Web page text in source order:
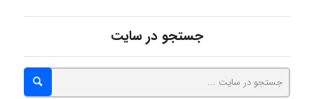
USER124
جستجو در سایت